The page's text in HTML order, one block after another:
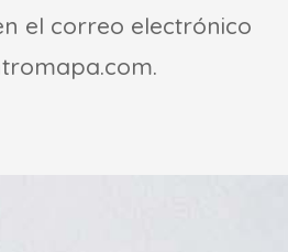
el correo electrónico